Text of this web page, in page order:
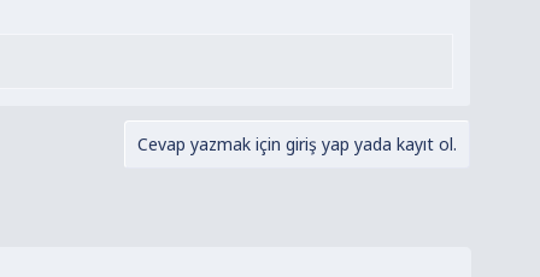
Cevap yazmak için giriş yap yada kayıt ol.